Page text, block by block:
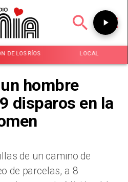
DE LOS RÍOS LOCAL
hombre
disparos en la
de un camino de
de parcelas, a 8